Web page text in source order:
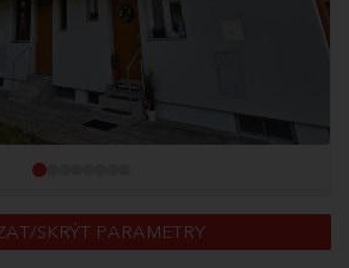
SKRÝT PARAMETRY